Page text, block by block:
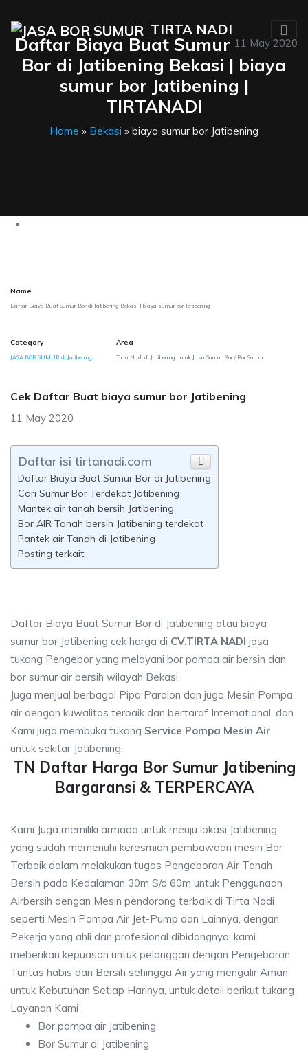
TIRTA NADI
11 May 2020
Daftar Biaya Buat Sumur
Bor di Jatibening Bekasi | biaya
sumur bor Jatibening |
TIRTANADI
Home » Bekasi » biaya sumur bor Jatibening
Name
Daftar Biaya Buat Sumur Bor di Jatibening Bekasi | biaya sumur bor Jatibening
Category
JASA BOR SUMUR di Jatibening
Area
Tirta Nadi di Jatibening untuk Jasa Sumur Bor / Bor Sumur
Cek Daftar Buat biaya sumur bor Jatibening
11 May 2020
Daftar isi tirtanadi.com
Daftar Biaya Buat Sumur Bor di Jatibening
Cari Sumur Bor Terdekat Jatibening
Mantek air tanah bersih Jatibening
Bor AIR Tanah bersih Jatibening terdekat
Pantek air Tanah di Jatibening
Posting terkait:
Daftar Biaya Buat Sumur Bor di Jatibening atau biaya
sumur bor Jatibening cek harga di CV.TIRTA NADI jasa
tukang Pengebor yang melayani bor pompa air bersih dan
bor sumur air bersih wilayah Bekasi.
Juga menjual berbagai Pipa Paralon dan juga Mesin Pompa
air dengan kuwalitas terbaik dan bertaraf International, dan
Kami juga membuka tukang Service Pompa Mesin Air
untuk sekitar Jatibening.
TN Daftar Harga Bor Sumur Jatibening
Bargaransi & TERPERCAYA
Kami Juga memiliki armada untuk meuju lokasi Jatibening
yang sudah memenuhi keresmian pembawaan mesin Bor
Terbaik dalam melakukan tugas Pengeboran Air Tanah
Bersih pada Kedalaman 30m S/d 60m untuk Penggunaan
Airbersih dengan Mesin pendorong terbaik di Tirta Nadi
seperti Mesin Pompa Air Jet-Pump dan Lainnya, dengan
Pekerja yang ahli dan profesional dibidangnya, kami
meberikan kepuasan untuk pelanggan dengan Pengeboran
Tuntas habis dan Bersih sehingga Air yang mengalir Aman
untuk Kebutuhan Setiap Harinya, untuk detail berikut tukang
Layanan Kami :
Bor pompa air Jatibening
Bor Sumur di Jatibening